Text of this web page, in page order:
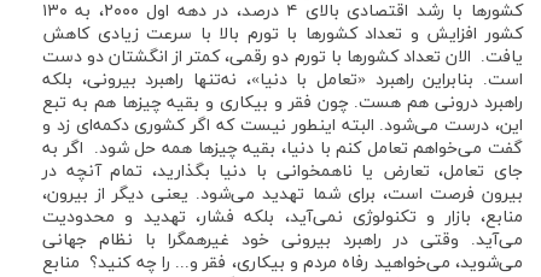
کشورها با رشد اقتصادی بالای ۴ درصد، در دهه اول ۲۰۰۰، به ۱۳۰
کشور افزایش و تعداد کشورها با تورم بالا با سرعت زیادی کاهش
یافت. الان تعداد کشورها با تورم دو رقمی، کمتر از انگشتان دو دست
است. بنابراین راهبرد «تعامل با دنیا»، نه‌تنها راهبرد بیرونی، بلکه
راهبرد درونی هم هست. چون فقر و بیکاری و بقیه چیزها هم به‌ تبع
این، درست می‌شود. البته اینطور نیست که اگر کشوری دکمه‌ای زد و
گفت می‌خواهم تعامل کنم با دنیا، بقیه چیزها همه حل ‌شود. اگر به
جای تعامل، تعارض یا ناهمخوانی با دنیا بگذارید، تمام آنچه در
بیرون فرصت است، برای شما تهدید می‌شود. یعنی دیگر از بیرون،
منابع، بازار و تکنولوژی نمی‌آید، بلکه فشار، تهدید و محدودیت
می‌آید. وقتی در راهبرد بیرونی خود غیرهمگرا با نظام جهانی
می‌شوید، می‌خواهید رفاه مردم و بیکاری، فقر و... را چه کنید؟ منابع